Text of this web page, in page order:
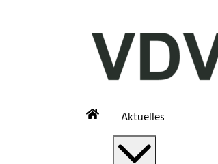
Aktuelles